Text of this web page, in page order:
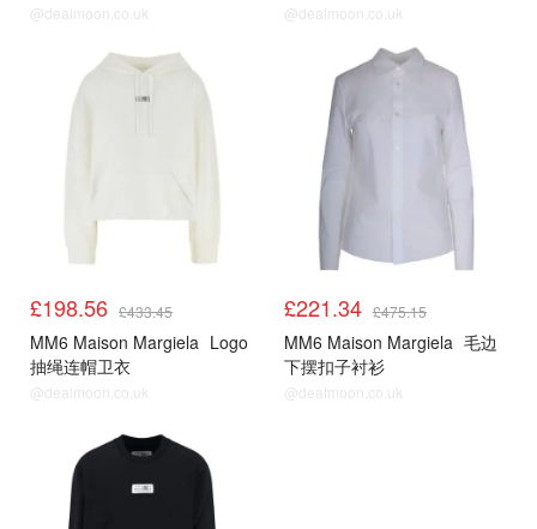
@dealmoon.co.uk @dealmoon.co.uk
£198.56 £433.45
MM6 Maison Margiela Logo
抽绳连帽卫衣
@dealmoon.co.uk
£221.34 £475.15
MM6 Maison Margiela 毛边
下摆扣子衬衫
@dealmoon.co.uk